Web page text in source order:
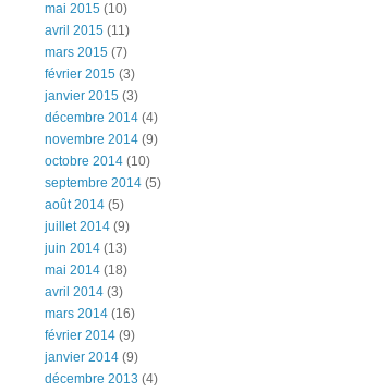
mai 2015 (10)
avril 2015 (11)
mars 2015 (7)
février 2015 (3)
janvier 2015 (3)
décembre 2014 (4)
novembre 2014 (9)
octobre 2014 (10)
septembre 2014 (5)
août 2014 (5)
juillet 2014 (9)
juin 2014 (13)
mai 2014 (18)
avril 2014 (3)
mars 2014 (16)
février 2014 (9)
janvier 2014 (9)
décembre 2013 (4)